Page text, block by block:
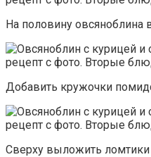
На половину овсяноблина
Добавить кружочки
Сверху выложить ломтики